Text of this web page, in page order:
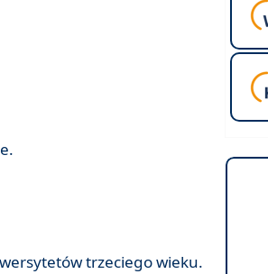
.
trzeciego wieku.